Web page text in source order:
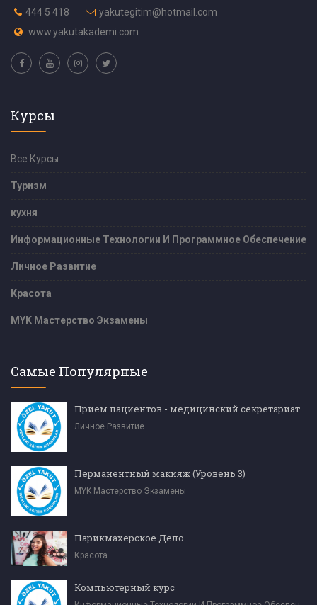
444 5 418
yakutegitim@hotmail.com
www.yakutakademi.com
Курсы
Все Курсы
Туризм
кухня
Информационные Технологии И Программное Обеспечение
Личное Развитие
Красота
MYK Мастерство Экзамены
Самые Популярные
Прием пациентов - медицинский секретариат
Личное Развитие
Перманентный макияж (Уровень 3)
MYK Мастерство Экзамены
Парикмахерское Дело
Красота
Компьютерный курс